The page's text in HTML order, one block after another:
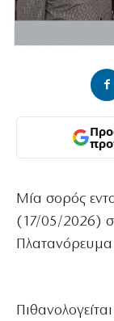
Μία σορός
(17/05/2026)